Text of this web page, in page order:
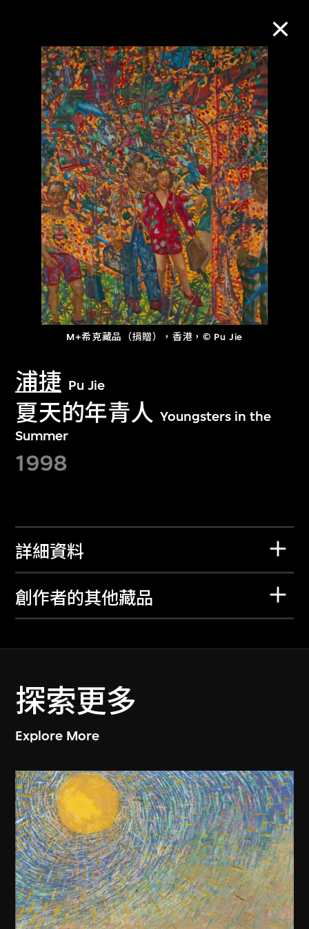
M+希克藏品（捐贈），香港，© Pu Jie
浦捷 Pu Jie
夏天的年青人 Youngsters in the
Summer
1998
詳細資料
創作者的其他藏品
探索更多
Explore More
M+藏品
進一步篩選 搜索
關於M+藏品
探索世界頂級的二十及二十一世紀視覺
文化藏品。